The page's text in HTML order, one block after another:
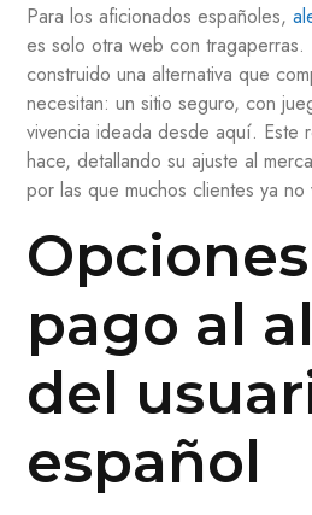
Para los aficionados españoles,
es solo otra web con tragaperras.
construido una alternativa que
necesitan: un sitio seguro, con
vivencia ideada desde aquí. Este
hace, detallando su ajuste al
por las que muchos clientes ya
pago al
del
español